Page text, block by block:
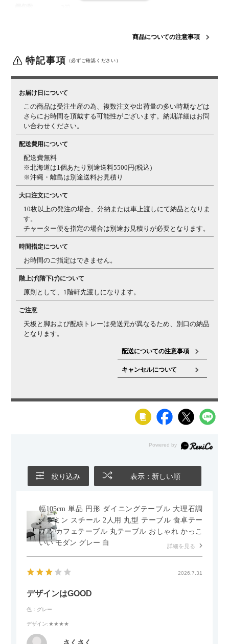
梱包3 / 幅300×奥行120×高さ40mm
が合わなかったなど、お客様都合での返品・交換はでき
かねます。
■天然木の性
質について■
■詳細■ ※サムネイルも併せてご確認ください。
木目柄・色み
について
天然木ゆえに、一つとして同じ柄がないため、天板の色
み、明るさ、節の見え方などのご指定はできません。ま
ございます。天然木特有の個体差をお愉しみください。
天板にはウレタン塗装を施しておりますが(裏面は捨て
塗り)、樹種の違いや個体差によって、ざらつき感を感
じる場合がございます。天然木特有の質感としてご理解
三方向使用・
節について
天板は三方向使用になっているため、裏面には凹凸感の
ある節も入る場合がございます。
反りについ
て・ヒビ割れ
について
天然木の天板は一般的に、夏場など多湿環境では反りが
入りやすくなります。湿度等（乾燥状況など）によりヒ
ビや反りの現象が起こる場合があることを、天然素材の
とをご理解ください。
商品についての注意事項
特記事項 （必ずご確認ください）
お届け日について
この商品は受注生産の為、複数注文や出荷量の多い時期などは
さらにお時間を頂戴する可能性がございます。納期詳細はお問
い合わせください。
配送費用について
配送費無料
※北海道は1個あたり別途送料5500円(税込)
※沖縄・離島は別途送料お見積り
大口注文について
10枚以上の発注の場合、分納または車上渡しにて納品となりま
す。
チャーター便を指定の場合は別途お見積りが必要となります。
時間指定について
お時間のご指定はできません。
階上げ(階下げ)について
原則として、1階軒先渡しになります。
ご注意
天板と脚および配線トレーは発送元が異なるため、別口の納品
となります。
配送についての注意事項
キャンセルについて
絞り込み 表示：新しい順
幅105cm 単品 円形 ダイニングテーブル 大理石調
メラミン スチール 2人用 丸型 テーブル 食卓テー
ブル カフェテーブル 丸テーブル おしゃれ かっこ
いい モダン グレー 白
詳細を見る
2026.7.31
デザインはGOOD
色：グレー
デザイン:★★★★